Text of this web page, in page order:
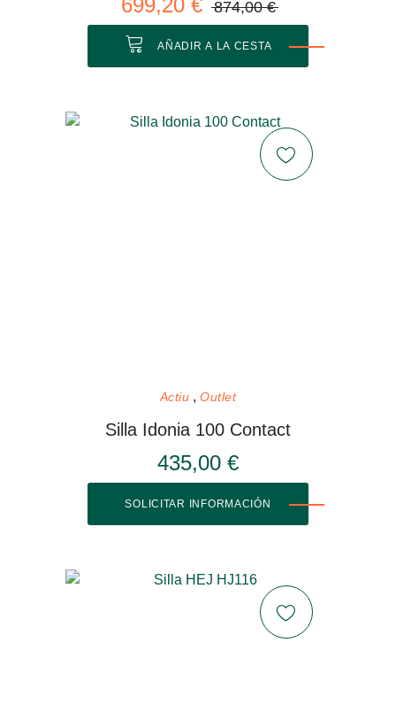
699,20 € 874,00 €
AÑADIR A LA CESTA
Actiu Outlet
Silla Idonia 100 Contact
435,00 €
SOLICITAR INFORMACIÓN